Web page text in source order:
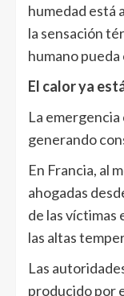
humedad está
la sensación
humano
El calor ya
La
generando
En Francia, al
ahogadas
de las víctimas
las altas
Las
producido por